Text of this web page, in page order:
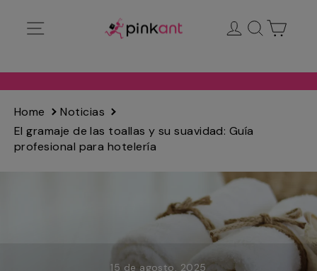
directamente
Ingresar
Buscar
Home
Noticias
El gramaje de las toallas y su suavidad: Guía
profesional para hotelería
15 de agosto, 2025